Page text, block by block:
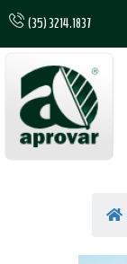
(35) 3214.1837